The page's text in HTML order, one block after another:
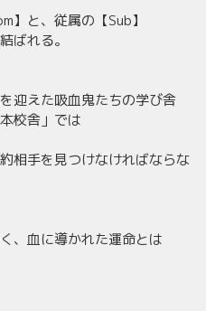
と、従属の【Sub】
ばれる。
迎えた吸血鬼たちの学び舎
校舎」では
相手を見つけなければならな
、血に導かれた運命とは